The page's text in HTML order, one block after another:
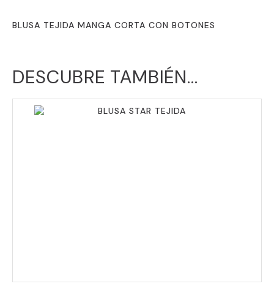
BLUSA TEJIDA MANGA CORTA CON BOTONES
DESCUBRE TAMBIÉN...